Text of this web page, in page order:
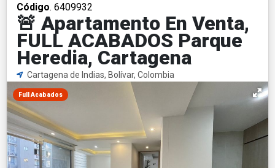
Código. 6409932
🚨 Apartamento En Venta,
FULL ACABADOS Parque
Heredia, Cartagena
Cartagena de Indias, Bolívar, Colombia
Full Acabados